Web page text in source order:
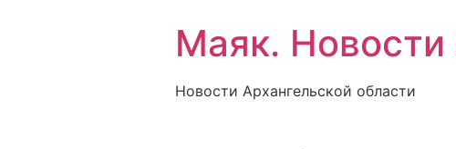
Маяк. Новости
Новости Архангельской области